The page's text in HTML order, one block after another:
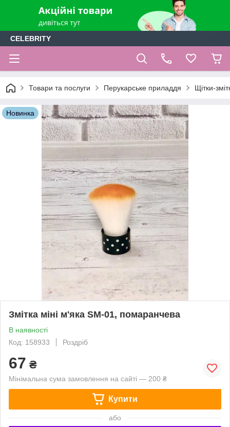
CELEBRITY
Товари та послуги Перукарське приладдя Щітки-
Новинка
Змітка міні м'яка SM-01, помаранчева
В наявності
Код: 158933
Роздріб
67 ₴
Мінімальна сума замовлення на сайті — 200 ₴
Купити
або